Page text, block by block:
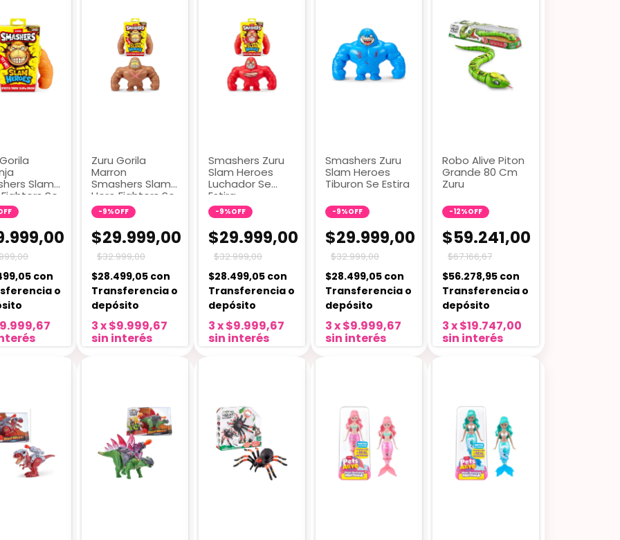
Slam
Se
con
o
Zuru Gorila
Marron
Smashers Slam
Hero Fighters Se
Estira
-9%OFF
$29.999,00
$32.999,00
$28.499,05 con
Transferencia o
depósito
3x$9.999,67
sin interés
Smashers Zuru
Slam Heroes
Luchador Se
Estira
-9%OFF
$29.999,00
$32.999,00
$28.499,05 con
Transferencia o
depósito
3x$9.999,67
sin interés
Smashers Zuru
Slam Heroes
Tiburon Se Estira
-9%OFF
$29.999,00
$32.999,00
$28.499,05 con
Transferencia o
depósito
3x$9.999,67
sin interés
Robo Alive Piton
Grande 80 Cm
Zuru
-12%OFF
$59.241,00
$67.166,67
$56.278,95 con
Transferencia o
depósito
3x$19.747,00
sin interés